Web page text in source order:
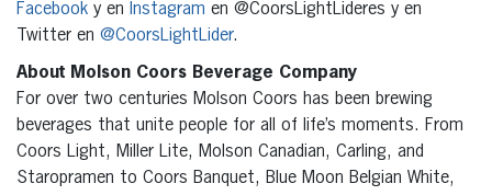
Facebook y en Instagram en @CoorsLightLideres y en
Twitter en @CoorsLightLider.
About Molson Coors Beverage Company
For over two centuries Molson Coors has been brewing
beverages that unite people for all of life’s moments. From
Coors Light, Miller Lite, Molson Canadian, Carling, and
Staropramen to Coors Banquet, Blue Moon Belgian White,